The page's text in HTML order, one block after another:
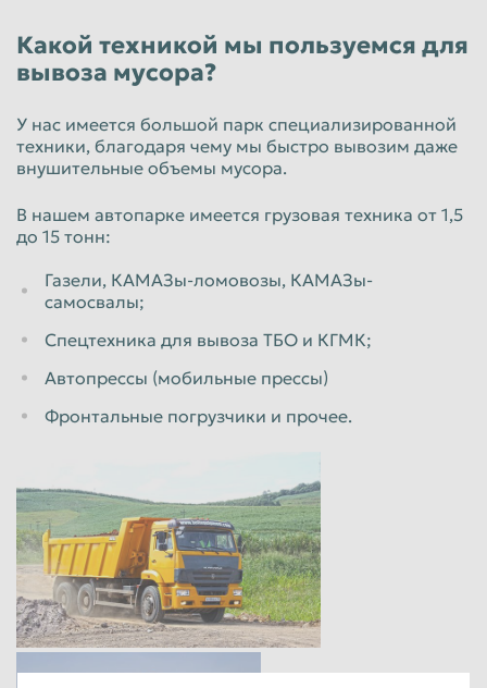
Какой техникой мы пользуемся для
вывоза мусора?
У нас имеется большой парк специализированной
техники, благодаря чему мы быстро вывозим даже
внушительные объемы мусора.
В нашем автопарке имеется грузовая техника от 1,5
до 15 тонн:
Газели, КАМАЗы-ломовозы, КАМАЗы-
самосвалы;
Спецтехника для вывоза ТБО и КГМК;
Автопрессы (мобильные прессы)
Фронтальные погрузчики и прочее.